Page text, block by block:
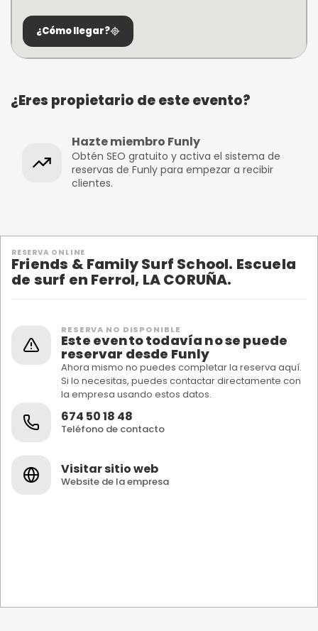
¿Cómo llegar?
¿Eres propietario de este evento?
Hazte miembro Funly
Obtén SEO gratuito y activa el sistema de
reservas de Funly para empezar a recibir
clientes.
RESERVA ONLINE
Friends & Family Surf School. Escuela
de surf en Ferrol, LA CORUÑA.
RESERVA NO DISPONIBLE
Este evento todavía no se puede
reservar desde Funly
Ahora mismo no puedes completar la reserva aquí.
Si lo necesitas, puedes contactar directamente con
la empresa usando estos datos.
674 50 18 48
Teléfono de contacto
Visitar sitio web
Website de la empresa